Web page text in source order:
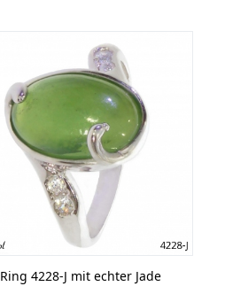
Ring 4228-J mit echter Jade